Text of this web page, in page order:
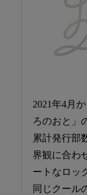
2021年4月
ろのおと」
累計発行部
界観に合わ
ートなロッ
同じクール